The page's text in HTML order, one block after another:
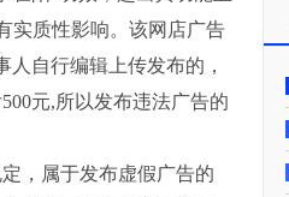
实质性影响。该网店广告
自行编辑上传发布的，
元,所以发布违法广告的
，属于发布虚假广告的